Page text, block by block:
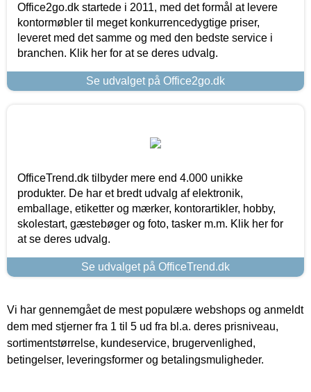
Office2go.dk startede i 2011, med det formål at levere
kontormøbler til meget konkurrencedygtige priser,
leveret med det samme og med den bedste service i
branchen. Klik her for at se deres udvalg.
Se udvalget på Office2go.dk
OfficeTrend.dk tilbyder mere end 4.000 unikke
produkter. De har et bredt udvalg af elektronik,
emballage, etiketter og mærker, kontorartikler, hobby,
skolestart, gæstebøger og foto, tasker m.m. Klik her for
at se deres udvalg.
Se udvalget på OfficeTrend.dk
Vi har gennemgået de mest populære webshops og anmeldt
dem med stjerner fra 1 til 5 ud fra bl.a. deres prisniveau,
sortimentstørrelse, kundeservice, brugervenlighed,
betingelser, leveringsformer og betalingsmuligheder.